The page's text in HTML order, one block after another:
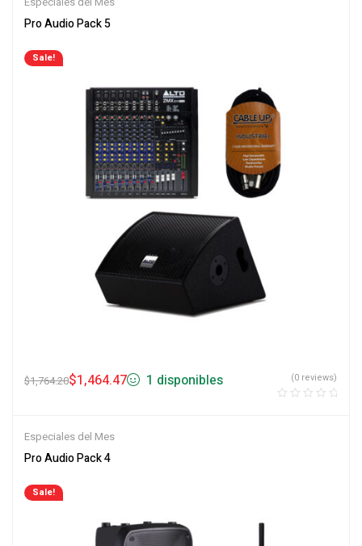
Pro Audio Pack 5
Sale!
$1,764.20$1,464.47 1 disponibles (0 reviews)
Especiales del Mes
Pro Audio Pack 4
Sale!